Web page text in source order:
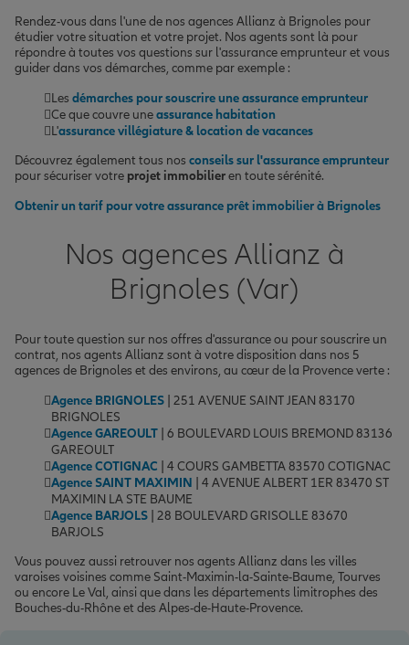
Rendez-vous dans l'une de nos agences Allianz à Brignoles pour
étudier votre situation et votre projet. Nos agents sont là pour
répondre à toutes vos questions sur l'assurance emprunteur et vous
guider dans vos démarches, comme par exemple :
Les démarches pour souscrire une assurance emprunteur
Ce que couvre uneassurance habitation
L'assurance villégiature & location de vacances
Découvrez également tous nos conseils sur l'assurance emprunteur
pour sécuriser votre projet immobilieren toute sérénité.
Obtenir un tarif pour votre assurance prêt immobilier à Brignoles
Nos agences Allianz à
Brignoles (Var)
Pour toute question sur nos offres d'assurance ou pour souscrire un
contrat, nos agents Allianz sont à votre disposition dans nos 5
agences de Brignoles et des environs, au cœur de la Provence verte :
Agence BRIGNOLES | 251 AVENUE SAINT JEAN 83170
BRIGNOLES
Agence GAREOULT | 6 BOULEVARD LOUIS BREMOND 83136
GAREOULT
Agence COTIGNAC | 4 COURS GAMBETTA 83570 COTIGNAC
Agence SAINT MAXIMIN | 4 AVENUE ALBERT 1ER 83470 ST
MAXIMIN LA STE BAUME
Agence BARJOLS | 28 BOULEVARD GRISOLLE 83670
BARJOLS
Vous pouvez aussi retrouver nos agents Allianz dans les villes
varoises voisines comme Saint-Maximin-la-Sainte-Baume, Tourves
ou encore Le Val, ainsi que dans les départements limitrophes des
Bouches-du-Rhône et des Alpes-de-Haute-Provence.